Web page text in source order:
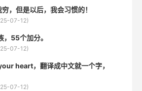
，但是以后，我会习惯的！
07-12)
，55个加分。
07-12)
heart，翻译成中文就一个字，
07-12)